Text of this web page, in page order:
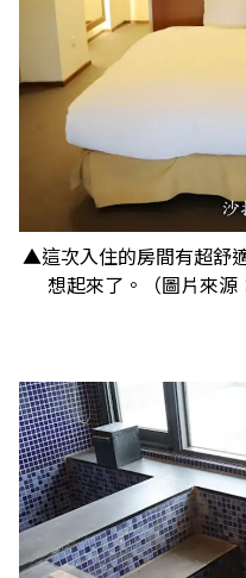
▲這次入住的房間有超舒
想起來了。（圖片來源